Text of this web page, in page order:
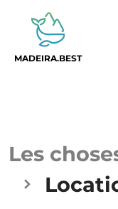
MADEIRA.BEST
Les